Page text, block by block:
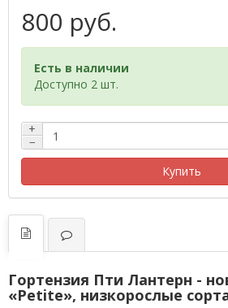
800 руб.
Есть в наличии
Доступно 2 шт.
+
−
Купить
Гортензия Пти Лантерн -
«Petite», низкорослые